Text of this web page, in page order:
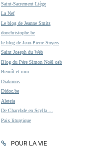
Saint-Sacrement Liège
La Nef
Le blog de Jeanne Smits
donchristophe.be
le blog de Jean-Pierre Snyers
Saint Joseph du Web
Blog du Père Simon Noël osb
Benoît-et-moi
Diakonos
Didoc.be
Aleteia
De Charybde en Scylla ...
Paix liturgique
POUR LA VIE